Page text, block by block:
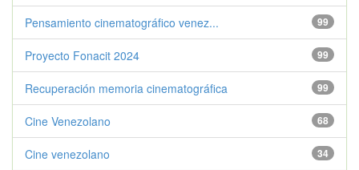
99
Pensamiento cinematográfico venez...
99
Proyecto Fonacit 2024
99
Recuperación memoria cinematográfica
68
Cine Venezolano
34
Cine venezolano